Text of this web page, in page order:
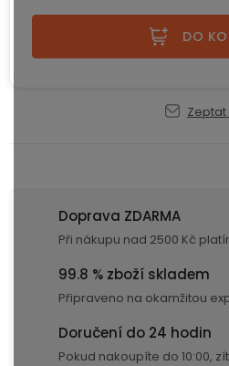
Air
Bateriové
SKLAD
VÝPRODEJ
Kontakty
DO
Zeptat
Doprava ZDARMA
Při nákupu nad 2500 Kč
99.8 % zboží skladem
Připraveno na okamžitou
Doručení do 24 hodin
Pokud nakoupíte do 10:00,